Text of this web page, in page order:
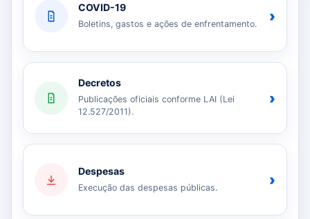
COVID-19
Boletins, gastos e ações de enfrentamento. ›
Decretos
Publicações oficiais conforme LAI (Lei
12.527/2011).
›
Despesas
Execução das despesas públicas. ›